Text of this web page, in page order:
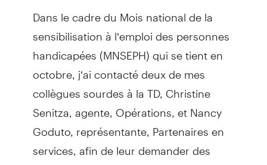
Dans le cadre du Mois national de la
sensibilisation à l’emploi des personnes
handicapées (MNSEPH) qui se tient en
octobre, j’ai contacté deux de mes
collègues sourdes à la TD, Christine
Senitza, agente, Opérations, et Nancy
Goduto, représentante, Partenaires en
services, afin de leur demander des